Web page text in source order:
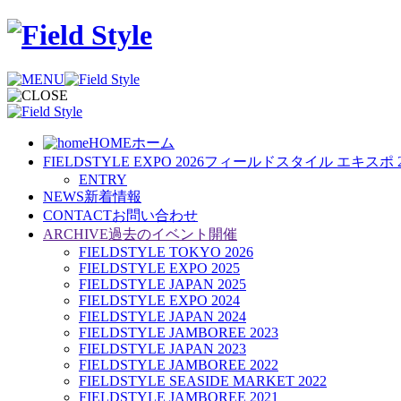
HOMEホーム
FIELDSTYLE EXPO 2026フィールドスタイル エキスポ
ENTRY
NEWS新着情報
CONTACTお問い合わせ
ARCHIVE過去のイベント開催
FIELDSTYLE TOKYO 2026
FIELDSTYLE EXPO 2025
FIELDSTYLE JAPAN 2025
FIELDSTYLE EXPO 2024
FIELDSTYLE JAPAN 2024
FIELDSTYLE JAMBOREE 2023
FIELDSTYLE JAPAN 2023
FIELDSTYLE JAMBOREE 2022
FIELDSTYLE SEASIDE MARKET 2022
FIELDSTYLE JAMBOREE 2021